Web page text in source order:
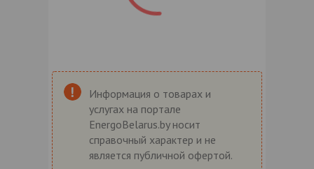
Информация о товарах и
услугах на портале
EnergoBelarus.by носит
справочный характер и не
является публичной офертой.